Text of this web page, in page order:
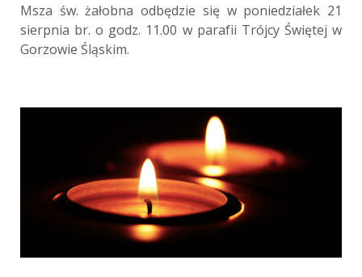
Msza św. żałobna odbędzie się w poniedziałek 21
sierpnia br. o godz. 11.00 w parafii Trójcy Świętej w
Gorzowie Śląskim.